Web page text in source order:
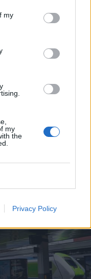
my
my
the
Privacy Policy
al 25
sul